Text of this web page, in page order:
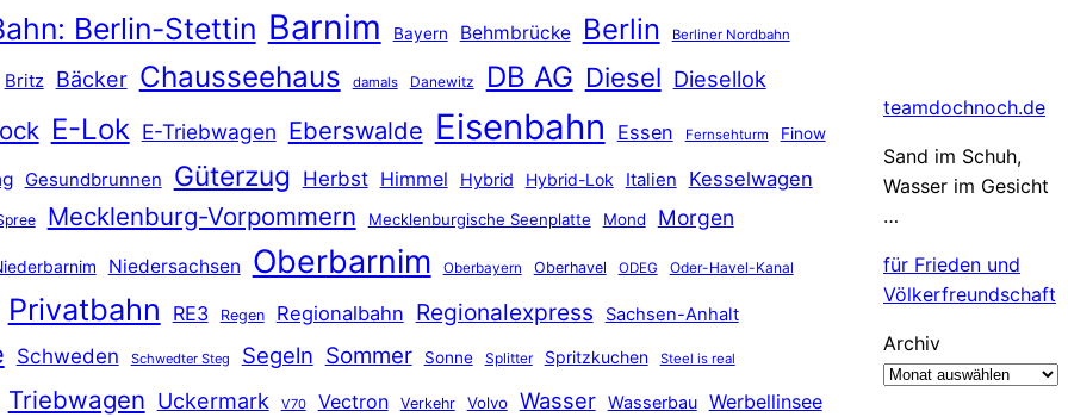
Berlin-Stettin Barnim Bayern Behmbrücke Berlin Berliner Nordbahn
Britz Bäcker Chausseehaus damals Danewitz DB AG Diesel Diesellok
E-Lok E-Triebwagen Eberswalde Eisenbahn Essen Fernsehturm Finow
Gesundbrunnen Güterzug Herbst Himmel Hybrid Hybrid-Lok Italien Kesselwagen
Mecklenburg-Vorpommern Mecklenburgische Seenplatte Mond Morgen
Niedersachsen Oberbarnim Oberbayern Oberhavel ODEG Oder-Havel-Kanal
Privatbahn RE3 Regen Regionalbahn Regionalexpress Sachsen-Anhalt
Schweden Schwedter Steg Segeln Sommer Sonne Splitter Spritzkuchen Steel is real
Triebwagen Uckermark V70 Vectron Verkehr Volvo Wasser Wasserbau Werbellinsee
teamdochnoch.de
Sand im Schuh,
Wasser im Gesicht
…
für Frieden und
Völkerfreundschaft
Archiv